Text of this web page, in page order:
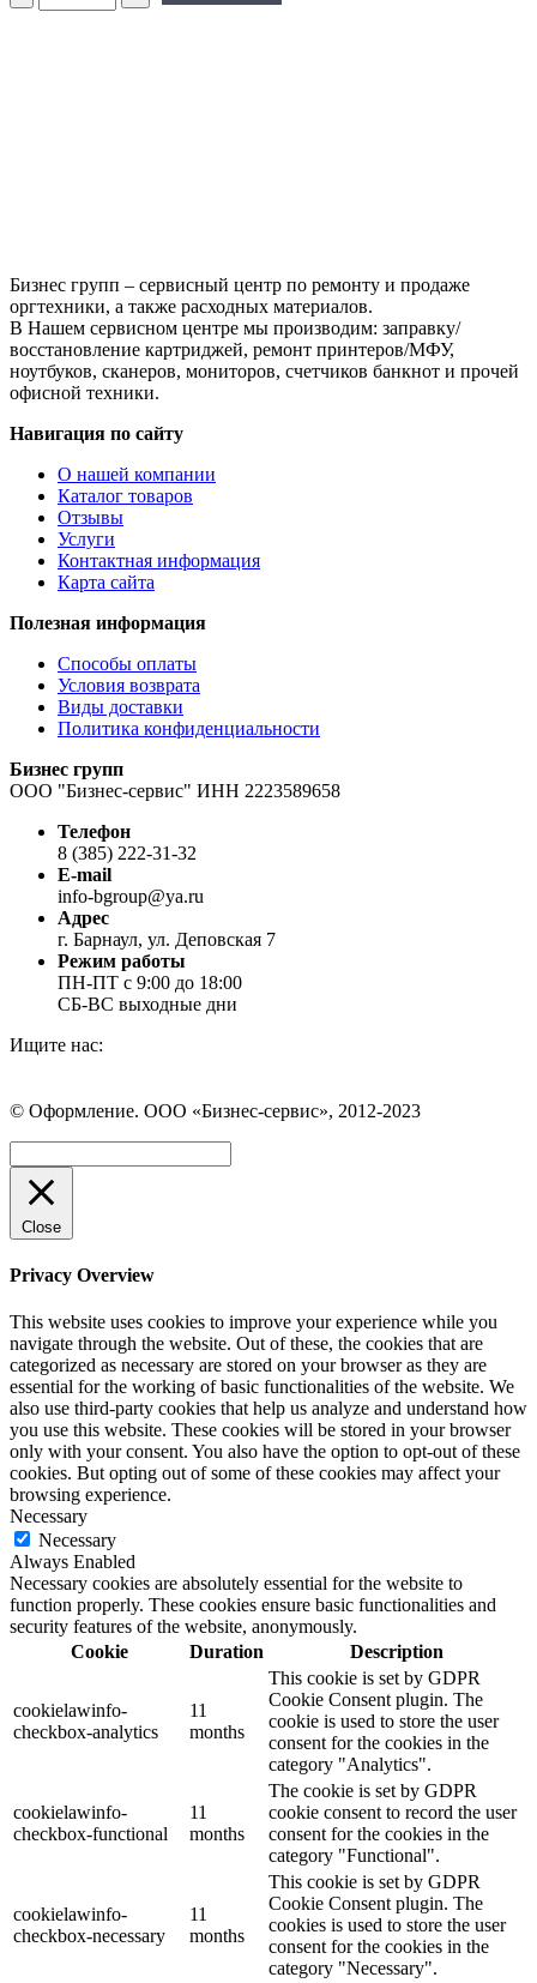
Бизнес групп – сервисный центр по ремонту и продаже
оргтехники, а также расходных материалов.
В Нашем сервисном центре мы производим: заправку/
восстановление картриджей, ремонт принтеров/МФУ,
ноутбуков, сканеров, мониторов, счетчиков банкнот и прочей
офисной техники.
Навигация по сайту
О нашей компании
Каталог товаров
Отзывы
Услуги
Контактная информация
Карта сайта
Полезная информация
Способы оплаты
Условия возврата
Виды доставки
Политика конфиденциальности
Бизнес групп
ООО "Бизнес-сервис" ИНН 2223589658
Телефон
8 (385) 222-31-32
E-mail
info-bgroup@ya.ru
Адрес
г. Барнаул, ул. Деповская 7
Режим работы
ПН-ПТ с 9:00 до 18:00
СБ-ВС выходные дни
Ищите нас:
Вконтакте
открывается
в
новом
окне
WhatsApp
открывается
в
новом
окне
Telegram
открывается
в
новом
окне
© Оформление. ООО «Бизнес-сервис», 2012-2023
Close
Privacy Overview
This website uses cookies to improve your experience while you
navigate through the website. Out of these, the cookies that are
categorized as necessary are stored on your browser as they are
essential for the working of basic functionalities of the website. We
also use third-party cookies that help us analyze and understand how
you use this website. These cookies will be stored in your browser
only with your consent. You also have the option to opt-out of these
cookies. But opting out of some of these cookies may affect your
browsing experience.
Necessary
Necessary
Always Enabled
Necessary cookies are absolutely essential for the website to
function properly. These cookies ensure basic functionalities and
security features of the website, anonymously.
Cookie
Duration Description
cookielawinfo-
checkbox-analytics
11
months
This cookie is set by GDPR
Cookie Consent plugin. The
cookie is used to store the user
consent for the cookies in the
category "Analytics".
cookielawinfo-
checkbox-functional
11
months
The cookie is set by GDPR
cookie consent to record the user
consent for the cookies in the
category "Functional".
cookielawinfo-
checkbox-necessary
11
months
This cookie is set by GDPR
Cookie Consent plugin. The
cookies is used to store the user
consent for the cookies in the
category "Necessary".